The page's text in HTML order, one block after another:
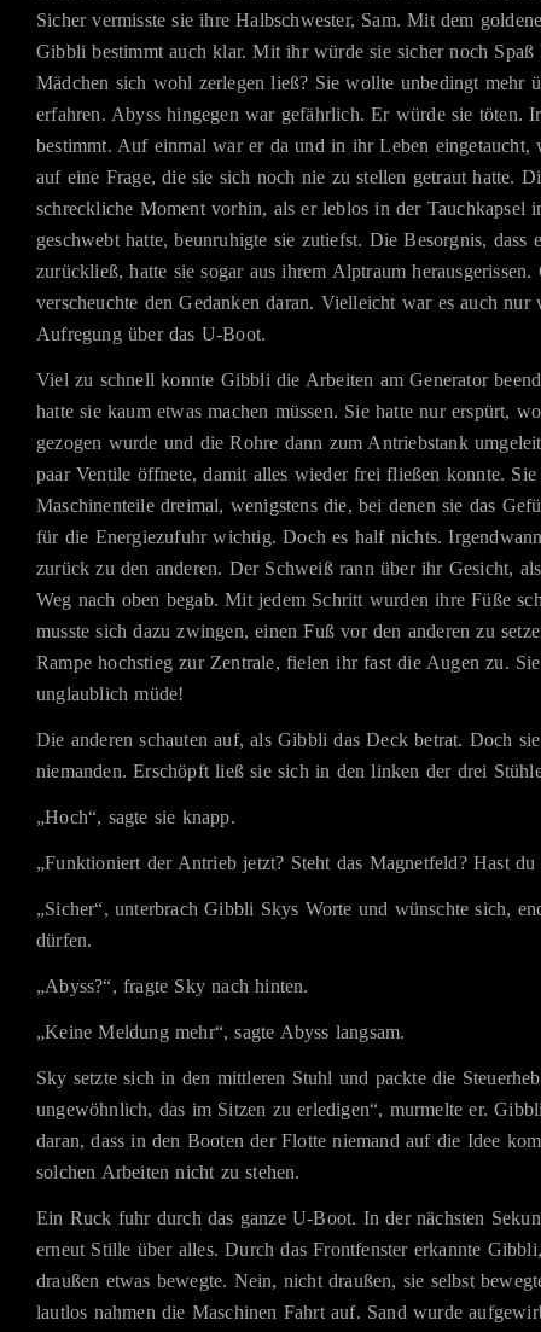
Sicher vermisste sie ihre Halbschwester, Sam. Mit dem
Gibbli bestimmt auch klar. Mit ihr würde sie sicher noch Spaß
Mädchen sich wohl zerlegen ließ? Sie wollte unbedingt mehr
erfahren. Abyss hingegen war gefährlich. Er würde sie töten.
bestimmt. Auf einmal war er da und in ihr Leben
auf eine Frage, die sie sich noch nie zu stellen getraut hatte.
schreckliche Moment vorhin, als er leblos in der Tauchkapsel
geschwebt hatte, beunruhigte sie zutiefst. Die Besorgnis, dass
zurückließ, hatte sie sogar aus ihrem Alptraum
verscheuchte den Gedanken daran. Vielleicht war es auch nur
Aufregung über das U-Boot.
Viel zu schnell konnte Gibbli die Arbeiten am Generator
hatte sie kaum etwas machen müssen. Sie hatte nur erspürt,
gezogen wurde und die Rohre dann zum Antriebstank
paar Ventile öffnete, damit alles wieder frei fließen konnte.
Maschinenteile dreimal, wenigstens die, bei denen sie das
für die Energiezufuhr wichtig. Doch es half nichts.
zurück zu den anderen. Der Schweiß rann über ihr Gesicht,
Weg nach oben begab. Mit jedem Schritt wurden ihre Füße
musste sich dazu zwingen, einen Fuß vor den anderen zu
Rampe hochstieg zur Zentrale, fielen ihr fast die Augen zu.
unglaublich müde!
Die anderen schauten auf, als Gibbli das Deck betrat. Doch
niemanden. Erschöpft ließ sie sich in den linken der drei
„Hoch“, sagte sie knapp.
„Funktioniert der Antrieb jetzt? Steht das Magnetfeld? Hast
„Sicher“, unterbrach Gibbli Skys Worte und wünschte sich,
dürfen.
„Abyss?“, fragte Sky nach hinten.
„Keine Meldung mehr“, sagte Abyss langsam.
Sky setzte sich in den mittleren Stuhl und packte die
ungewöhnlich, das im Sitzen zu erledigen“, murmelte er.
daran, dass in den Booten der Flotte niemand auf die Idee
solchen Arbeiten nicht zu stehen.
Ein Ruck fuhr durch das ganze U-Boot. In der nächsten
erneut Stille über alles. Durch das Frontfenster erkannte
draußen etwas bewegte. Nein, nicht draußen, sie selbst
lautlos nahmen die Maschinen Fahrt auf. Sand wurde